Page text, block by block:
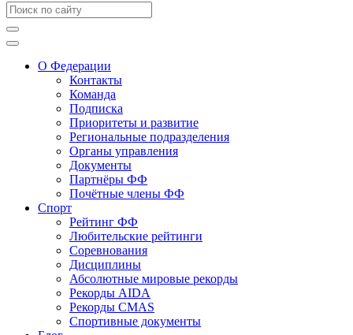
О Федерации
Контакты
Команда
Подписка
Приоритеты и развитие
Региональные подразделения
Органы управления
Документы
Партнёры ФФ
Почётные члены ФФ
Спорт
Рейтинг ФФ
Любительские рейтинги
Соревнования
Дисциплины
Абсолютные мировые рекорды
Рекорды AIDA
Рекорды CMAS
Спортивные документы